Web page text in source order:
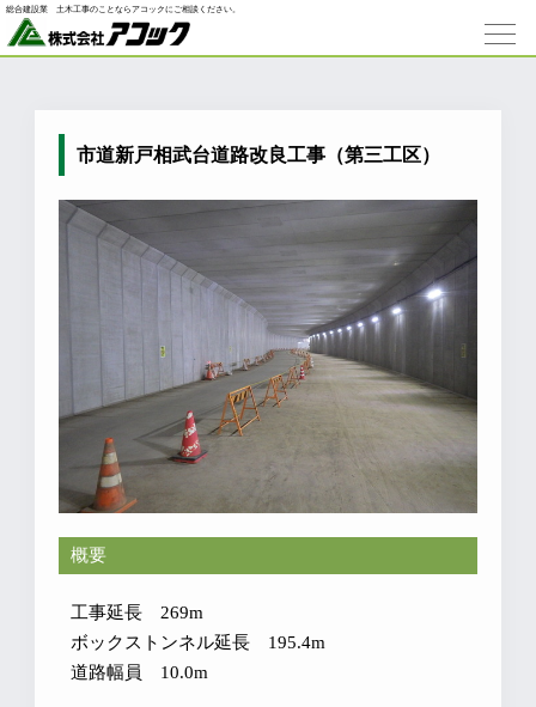
総合建設業 ⼟⽊⼯事のことならアコックにご相談ください。
市道新戸相武台道路改良工事（第三工区）
概要
工事延長 269m
ボックストンネル延長 195.4m
道路幅員 10.0m